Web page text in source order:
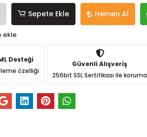
Sepete Ekle Hemen Al
ekle
Desteği
özelliği
Güvenli Alışveriş
256bit SSL Sertifikası ile koruma